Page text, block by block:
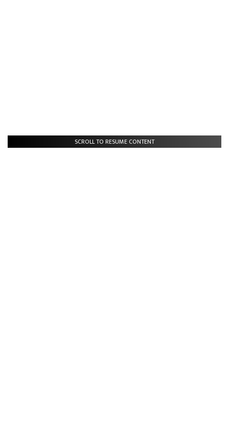
SCROLL TO RESUME CONTENT